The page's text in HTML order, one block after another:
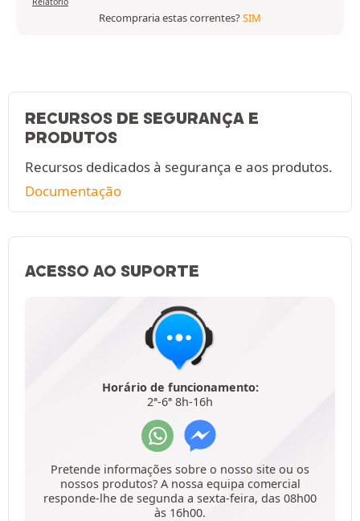
Recompraria estas correntes?SIM
RECURSOS DE SEGURANÇA E
PRODUTOS
Recursos dedicados à segurança e aos produtos.
Documentação
ACESSO AO SUPORTE
Horário de funcionamento:
2ª-6ª 8h-16h
Pretende informações sobre o nosso site ou os
nossos produtos? A nossa equipa comercial
responde-lhe de segunda a sexta-feira, das 08h00
às 16h00.